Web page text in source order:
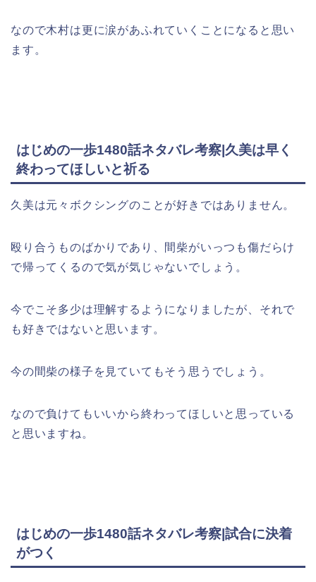
なので木村は更に涙があふれていくことになると思い
ます。
はじめの一歩1480話ネタバレ考察|久美は早く
終わってほしいと祈る
久美は元々ボクシングのことが好きではありません。
殴り合うものばかりであり、間柴がいっつも傷だらけ
で帰ってくるので気が気じゃないでしょう。
今でこそ多少は理解するようになりましたが、それで
も好きではないと思います。
今の間柴の様子を見ていてもそう思うでしょう。
なので負けてもいいから終わってほしいと思っている
と思いますね。
はじめの一歩1480話ネタバレ考察|試合に決着
がつく